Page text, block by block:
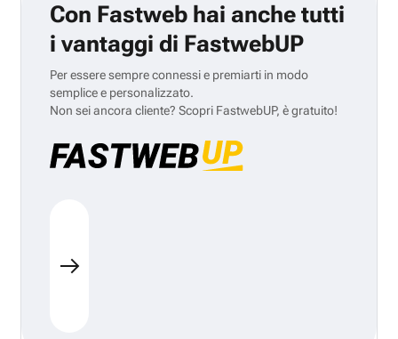
Con Fastweb hai anche tutti
i vantaggi di FastwebUP
Per essere sempre connessi e premiarti in modo
semplice e personalizzato.
Non sei ancora cliente? Scopri FastwebUP, è gratuito!